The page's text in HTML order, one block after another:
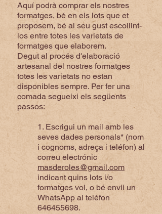
Aquí podrà comprar els nostres
formatges, bé en els lots que et
proposem, bé al seu gust escollint-
los entre totes les varietats de
formatges que elaborem.
Degut al procés d'elaboració
artesanal del nostres formatges
totes les varietats no estan
disponibles sempre. Per fer una
comada segueixi els següents
passos:
1. Escrigui un mail amb les
seves dades personals* (nom
i cognoms, adreça i teléfon) al
correu electrónic
masderoles@gmail.com
indicant quins lots i/o
formatges vol, o bé envii un
WhatsApp al telèfon
646455698.